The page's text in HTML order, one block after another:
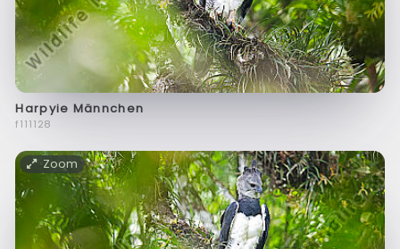
Harpyie Männchen
f111128
Zoom